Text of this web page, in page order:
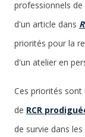
professionnels
d'un article dans
priorités pour la
d'un atelier en
Ces priorités
de RCR
de survie dans